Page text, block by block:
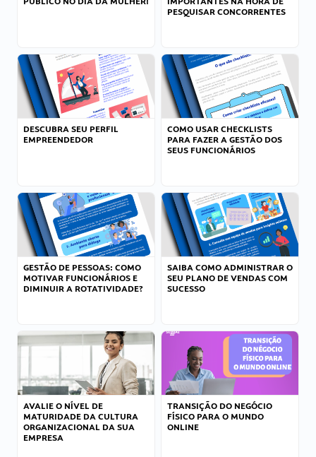
PESQUISAR CONCORRENTES
DESCUBRA SEU PERFIL
EMPREENDEDOR
COMO USAR CHECKLISTS
PARA FAZER A GESTÃO DOS
SEUS FUNCIONÁRIOS
GESTÃO DE PESSOAS: COMO
MOTIVAR FUNCIONÁRIOS E
DIMINUIR A ROTATIVIDADE?
SAIBA COMO ADMINISTRAR O
SEU PLANO DE VENDAS COM
SUCESSO
AVALIE O NÍVEL DE
MATURIDADE DA CULTURA
ORGANIZACIONAL DA SUA
EMPRESA
TRANSIÇÃO DO NEGÓCIO
FÍSICO PARA O MUNDO
ONLINE